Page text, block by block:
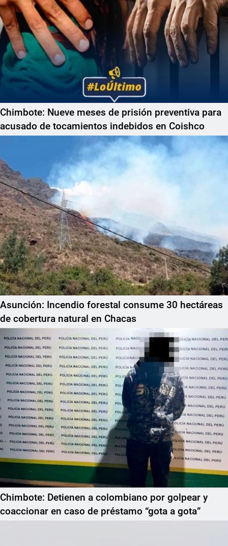
Chimbote: Nueve meses de prisión preventiva para
acusado de tocamientos indebidos en Coishco
Asunción: Incendio forestal consume 30 hectáreas
de cobertura natural en Chacas
Chimbote: Detienen a colombiano por golpear y
coaccionar en caso de préstamo “gota a gota”